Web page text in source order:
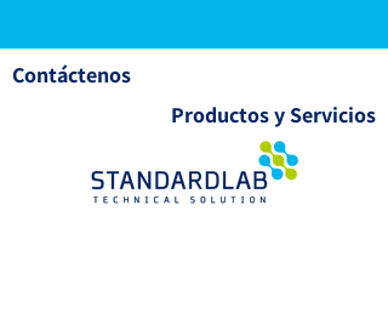
Contáctenos
Productos y Servicios